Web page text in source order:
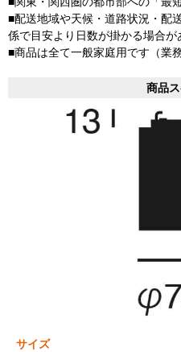
■配送地域や天候・道路状況・配
係で目安より日数が掛かる場合が
■商品は全て一般家庭用です（業
商品
サイズ